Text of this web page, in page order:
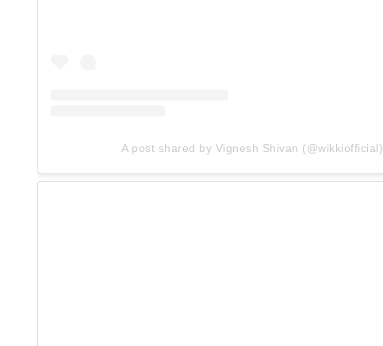
A post shared by Vignesh Shivan (@wikkiofficial)